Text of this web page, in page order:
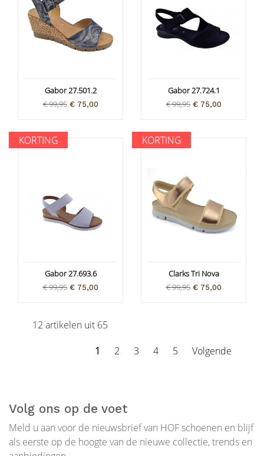
Gabor 27.501.2
€ 99,95 € 75,00
Gabor 27.724.1
€ 99,95 € 75,00
KORTING
Gabor 27.693.6
€ 99,95 € 75,00
KORTING
Clarks Tri Nova
€ 99,95 € 75,00
12 artikelen uit 65
1
2 3 4 5 Volgende
Volg ons op de voet
Meld u aan voor de nieuwsbrief van HOF schoenen en blijf
als eerste op de hoogte van de nieuwe collectie, trends en